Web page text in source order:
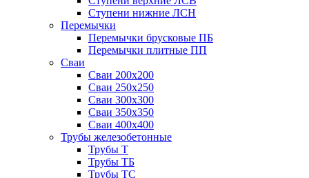
Ступени нижние ЛСН
Перемычки
Перемычки брусковые ПБ
Перемычки плитные ПП
Сваи
Сваи 200х200
Сваи 250х250
Сваи 300х300
Сваи 350х350
Сваи 400х400
Трубы железобетонные
Трубы Т
Трубы ТБ
Трубы ТС